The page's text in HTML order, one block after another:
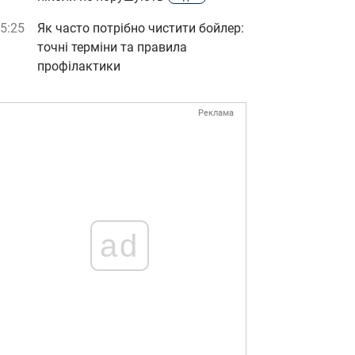
Як часто потрібно чистити бойлер:
точні терміни та правила
профілактики
Реклама
ad